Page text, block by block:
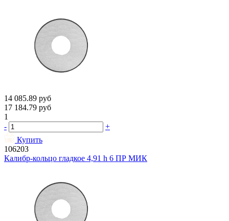
14 085.89 руб
17 184.79 руб
1
-
+
Купить
106203
Калибр-кольцо гладкое 4,91 h 6 ПР МИК